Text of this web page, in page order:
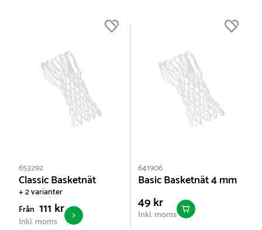
653292
Classic Basketnät
+ 2 varianter
Från 111 kr
Inkl. moms
641906
Basic Basketnät 4 mm
49 kr
Inkl. moms